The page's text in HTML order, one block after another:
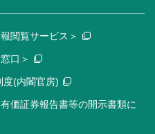
閲覧サービス＞
口＞
度(内閣官房)
価証券報告書等の開示書類に